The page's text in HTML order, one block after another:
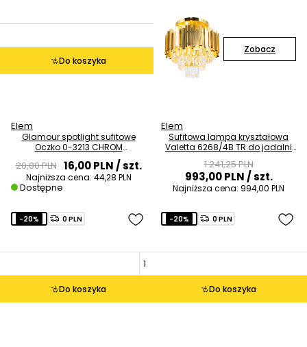
Do koszyka
Elem
Glamour spotlight sufitowe
Oczko 0-3213 CHROM
20,00 PLN 16,00 PLN/ szt.
Najniższa cena: 44,28 PLN
Dostępne
Zobacz
Elem
Sufitowa lampa kryształowa
Valetta 6268/4B TR do jadalni
1 241,25 PLN
993,00 PLN/ szt.
Najniższa cena: 994,00 PLN
Do koszyka
-20% 0 PLN
Do koszyka
-20% 0 PLN